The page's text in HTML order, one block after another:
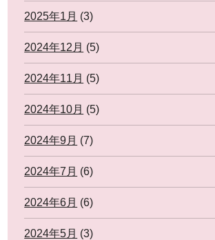
2025年1月 (3)
2024年12月 (5)
2024年11月 (5)
2024年10月 (5)
2024年9月 (7)
2024年7月 (6)
2024年6月 (6)
2024年5月 (3)